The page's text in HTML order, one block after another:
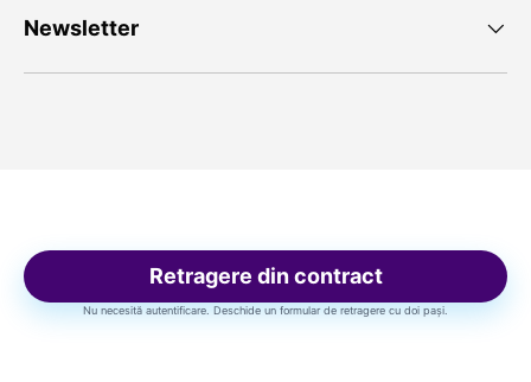
Newsletter
Retragere din contract
Nu necesită autentificare. Deschide un formular de retragere cu doi pași.